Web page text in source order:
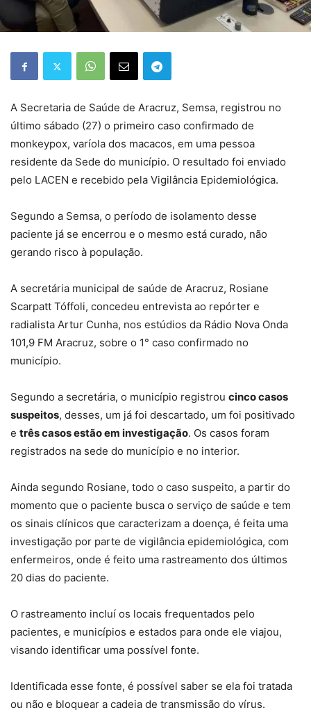
A Secretaria de Saúde de Aracruz, Semsa, registrou no
último sábado (27) o primeiro caso confirmado de
monkeypox, varíola dos macacos, em uma pessoa
residente da Sede do município. O resultado foi enviado
pelo LACEN e recebido pela Vigilância Epidemiológica.
Segundo a Semsa, o período de isolamento desse
paciente já se encerrou e o mesmo está curado, não
gerando risco à população.
A secretária municipal de saúde de Aracruz, Rosiane
Scarpatt Tóffoli, concedeu entrevista ao repórter e
radialista Artur Cunha, nos estúdios da Rádio Nova Onda
101,9 FM Aracruz, sobre o 1° caso confirmado no
município.
Segundo a secretária, o município registrou cinco casos
suspeitos, desses, um já foi descartado, um foi positivado
e três casos estão em investigação. Os casos foram
registrados na sede do município e no interior.
Ainda segundo Rosiane, todo o caso suspeito, a partir do
momento que o paciente busca o serviço de saúde e tem
os sinais clínicos que caracterizam a doença, é feita uma
investigação por parte de vigilância epidemiológica, com
enfermeiros, onde é feito uma rastreamento dos últimos
20 dias do paciente.
O rastreamento incluí os locais frequentados pelo
pacientes, e municípios e estados para onde ele viajou,
visando identificar uma possível fonte.
Identificada esse fonte, é possível saber se ela foi tratada
ou não e bloquear a cadeia de transmissão do vírus.